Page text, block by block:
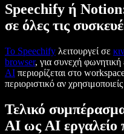
Speechify ή
σε όλες τις
Το Speechify λειτουργεί σε
browser, για συνεχή φωνητική
AI περιορίζεται στο
περιοριστικό αν
Τελικό
AI ως AI εργαλείο